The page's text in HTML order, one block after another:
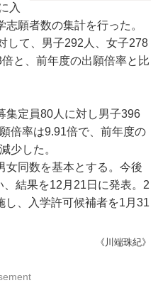
入
願者数の集計を行った。
して、男子292人、女子278
と、前年度の出願倍率と比
定員80人に対し男子396
倍率は9.91倍で、前年度の
少した。
同数を基本とする。今後
結果を12月21日に発表。2
し、入学許可候補者を1月31
《川端珠紀》